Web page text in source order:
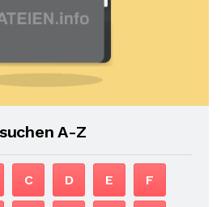
A-Z
C D E F